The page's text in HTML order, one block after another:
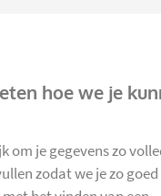
hoe we je
om je gegevens zo
zodat we je zo